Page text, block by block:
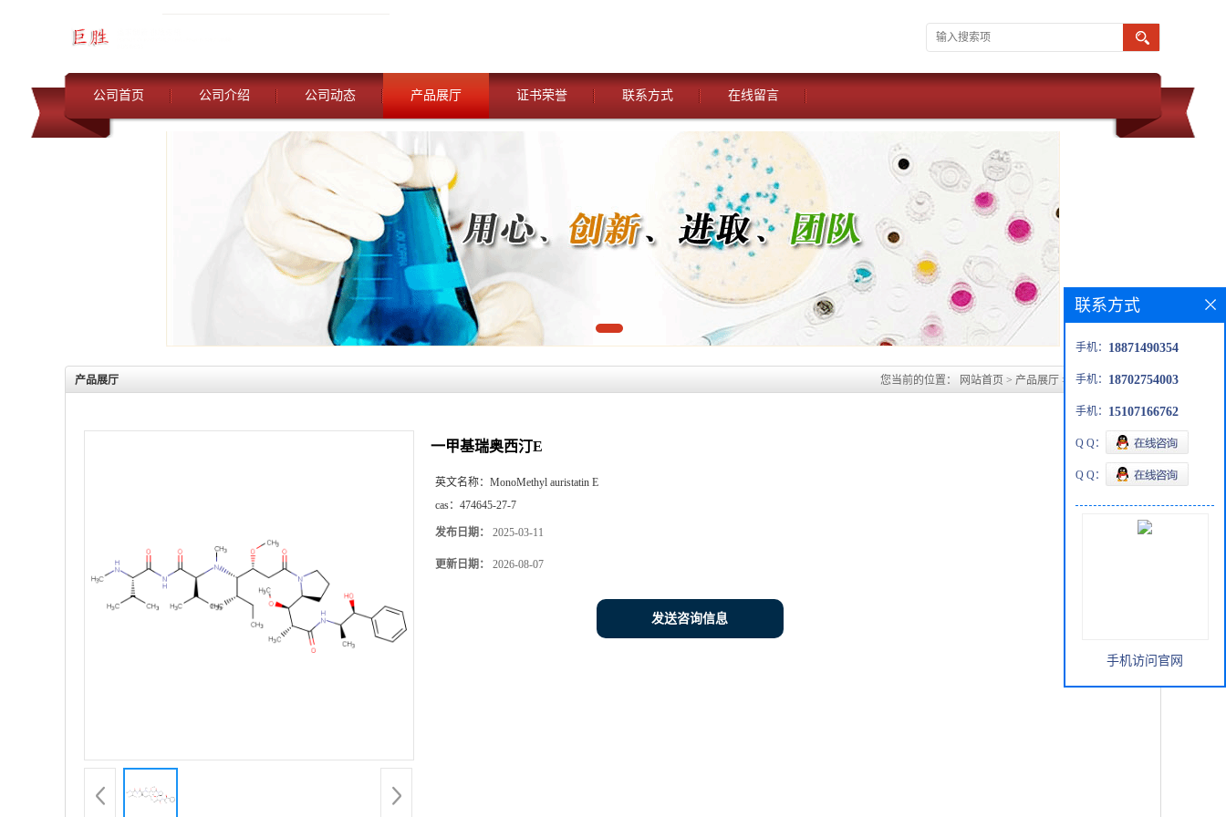
公司首页 公司介绍 公司动态 产品展厅 证书荣誉 联系方式 在线留言
产品展厅 您当前的位置： 网站首页 > 产品展厅 > 一甲基瑞奥西汀E
一甲基瑞奥西汀E
英文名称： MonoMethyl auristatin E
cas： 474645-27-7
发布日期： 2025-03-11
更新日期： 2026-08-07
发送咨询信息
联系方式
手机： 18871490354
手机： 18702754003
手机： 15107166762
Q Q：
Q Q：
手机访问官网